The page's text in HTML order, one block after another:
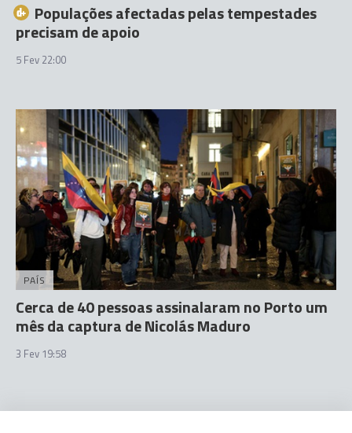
Populações afectadas pelas tempestades
precisam de apoio
5 Fev 22:00
PAÍS
Cerca de 40 pessoas assinalaram no Porto um
mês da captura de Nicolás Maduro
3 Fev 19:58